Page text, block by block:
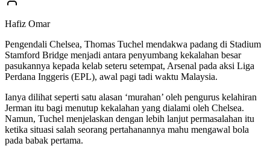
Hafiz Omar
Pengendali Chelsea, Thomas Tuchel mendakwa padang di Stadium
Stamford Bridge menjadi antara penyumbang kekalahan besar
pasukannya kepada kelab seteru setempat, Arsenal pada aksi Liga
Perdana Inggeris (EPL), awal pagi tadi waktu Malaysia.
Ianya dilihat seperti satu alasan ‘murahan’ oleh pengurus kelahiran
Jerman itu bagi menutup kekalahan yang dialami oleh Chelsea.
Namun, Tuchel menjelaskan dengan lebih lanjut permasalahan itu
ketika situasi salah seorang pertahanannya mahu mengawal bola
pada babak pertama.